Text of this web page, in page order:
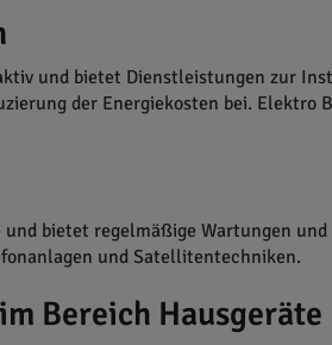
und bietet Dienstleistungen zur
der Energiekosten bei.
bietet regelmäßige Wartungen
und Satellitentechniken.
Bereich Hausgeräte